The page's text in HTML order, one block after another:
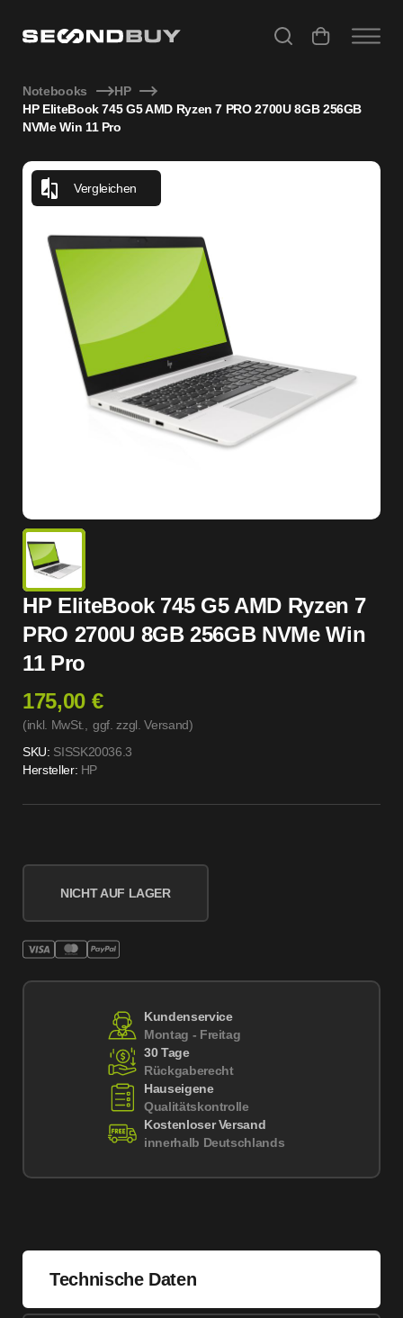
Notebooks
HP
HP EliteBook 745 G5 AMD Ryzen 7 PRO 2700U 8GB 256GB
NVMe Win 11 Pro
Vergleichen
HP EliteBook 745 G5 AMD Ryzen 7
PRO 2700U 8GB 256GB NVMe Win
11 Pro
175,00 €
(inkl. MwSt., ggf. zzgl. Versand)
SKU: SISSK20036.3
Hersteller: HP
NICHT AUF LAGER
Kundenservice
Montag - Freitag
30 Tage
Rückgaberecht
Hauseigene
Qualitätskontrolle
Kostenloser Versand
innerhalb Deutschlands
Technische Daten